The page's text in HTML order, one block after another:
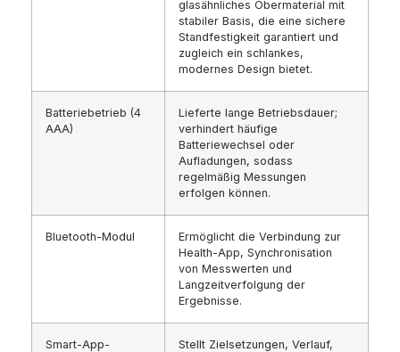
glasähnliches Obermaterial mit
stabiler Basis, die eine sichere
Standfestigkeit garantiert und
zugleich ein schlankes,
modernes Design bietet.
Batteriebetrieb (4
AAA)
Lieferte lange Betriebsdauer;
verhindert häufige
Batteriewechsel oder
Aufladungen, sodass
regelmäßig Messungen
erfolgen können.
Bluetooth-Modul
Ermöglicht die Verbindung zur
Health-App, Synchronisation
von Messwerten und
Langzeitverfolgung der
Ergebnisse.
Smart-App-
Stellt Zielsetzungen, Verlauf,